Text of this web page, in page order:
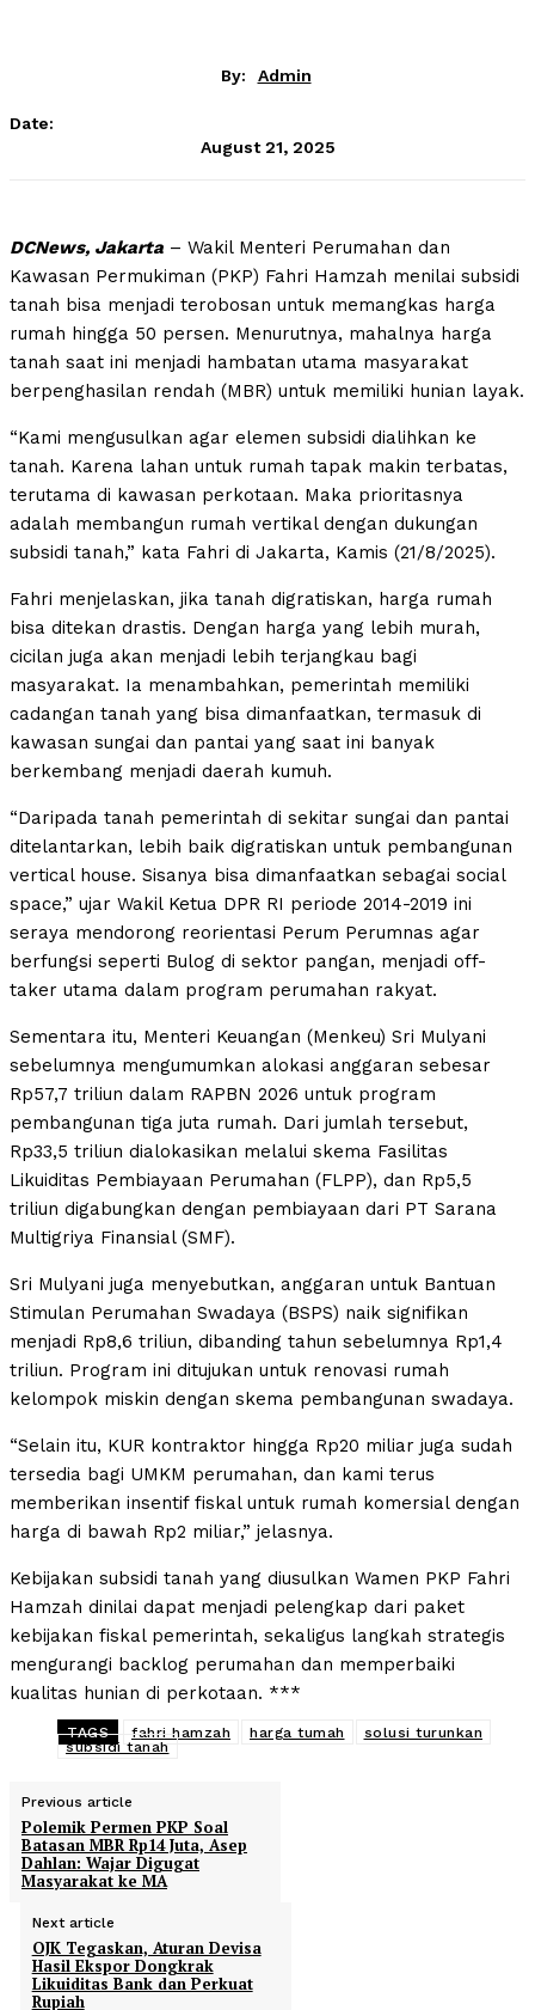
By: Admin
Date:
August 21, 2025
DCNews, Jakarta – Wakil Menteri Perumahan dan
Kawasan Permukiman (PKP) Fahri Hamzah menilai subsidi
tanah bisa menjadi terobosan untuk memangkas harga
rumah hingga 50 persen. Menurutnya, mahalnya harga
tanah saat ini menjadi hambatan utama masyarakat
berpenghasilan rendah (MBR) untuk memiliki hunian layak.
“Kami mengusulkan agar elemen subsidi dialihkan ke
tanah. Karena lahan untuk rumah tapak makin terbatas,
terutama di kawasan perkotaan. Maka prioritasnya
adalah membangun rumah vertikal dengan dukungan
subsidi tanah,” kata Fahri di Jakarta, Kamis (21/8/2025).
Fahri menjelaskan, jika tanah digratiskan, harga rumah
bisa ditekan drastis. Dengan harga yang lebih murah,
cicilan juga akan menjadi lebih terjangkau bagi
masyarakat. Ia menambahkan, pemerintah memiliki
cadangan tanah yang bisa dimanfaatkan, termasuk di
kawasan sungai dan pantai yang saat ini banyak
berkembang menjadi daerah kumuh.
“Daripada tanah pemerintah di sekitar sungai dan pantai
ditelantarkan, lebih baik digratiskan untuk pembangunan
vertical house. Sisanya bisa dimanfaatkan sebagai social
space,” ujar Wakil Ketua DPR RI periode 2014-2019 ini
seraya mendorong reorientasi Perum Perumnas agar
berfungsi seperti Bulog di sektor pangan, menjadi off-
taker utama dalam program perumahan rakyat.
Sementara itu, Menteri Keuangan (Menkeu) Sri Mulyani
sebelumnya mengumumkan alokasi anggaran sebesar
Rp57,7 triliun dalam RAPBN 2026 untuk program
pembangunan tiga juta rumah. Dari jumlah tersebut,
Rp33,5 triliun dialokasikan melalui skema Fasilitas
Likuiditas Pembiayaan Perumahan (FLPP), dan Rp5,5
triliun digabungkan dengan pembiayaan dari PT Sarana
Multigriya Finansial (SMF).
Sri Mulyani juga menyebutkan, anggaran untuk Bantuan
Stimulan Perumahan Swadaya (BSPS) naik signifikan
menjadi Rp8,6 triliun, dibanding tahun sebelumnya Rp1,4
triliun. Program ini ditujukan untuk renovasi rumah
kelompok miskin dengan skema pembangunan swadaya.
“Selain itu, KUR kontraktor hingga Rp20 miliar juga sudah
tersedia bagi UMKM perumahan, dan kami terus
memberikan insentif fiskal untuk rumah komersial dengan
harga di bawah Rp2 miliar,” jelasnya.
Kebijakan subsidi tanah yang diusulkan Wamen PKP Fahri
Hamzah dinilai dapat menjadi pelengkap dari paket
kebijakan fiskal pemerintah, sekaligus langkah strategis
mengurangi backlog perumahan dan memperbaiki
kualitas hunian di perkotaan. ***
TAGS fahri hamzah harga tumah
solusi turunkan
subsidi tanah
Previous article
Polemik Permen PKP Soal
Batasan MBR Rp14 Juta, Asep
Dahlan: Wajar Digugat
Masyarakat ke MA
Next article
OJK Tegaskan, Aturan Devisa
Hasil Ekspor Dongkrak
Likuiditas Bank dan Perkuat
Rupiah